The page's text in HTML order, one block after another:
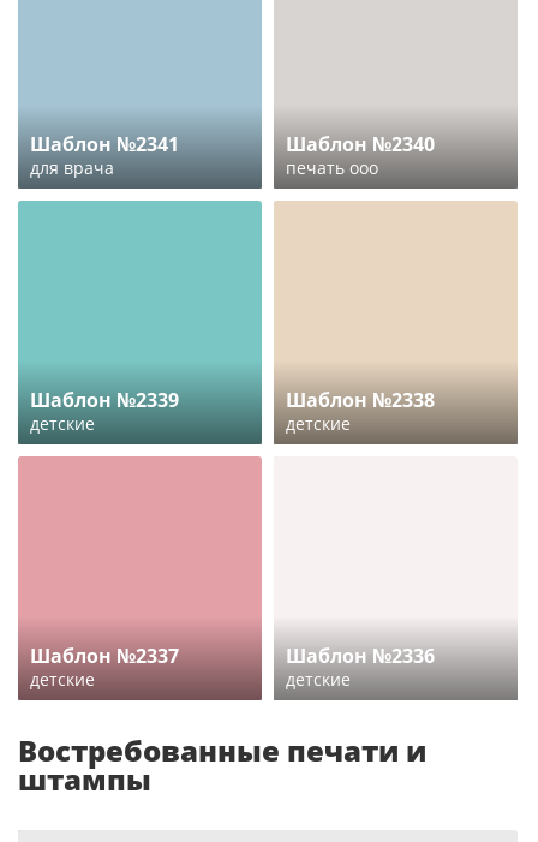
Шаблон №2341
для врача
Шаблон №2340
печать ооо
Шаблон №2339
детские
Шаблон №2338
детские
Шаблон №2337
детские
Шаблон №2336
детские
Востребованные печати и
штампы